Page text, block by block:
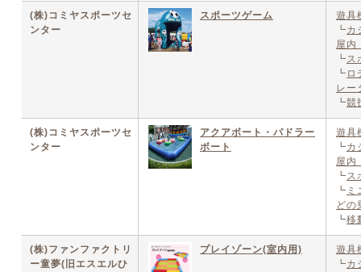
(株)コミヤスポーツセ
ンター
スポーツゲーム
遊具
┗カ
屋内
┗ス
┗ ロ
レー
┗競
(株)コミヤスポーツセ
ンター
アクアボート・パドラー
ボート
遊具
┗カ
屋内
┗ス
┗ ミ
どの
┗移
(株)ファンファクトリ
ー童夢(旧エスエルひ
プレイゾーン(室内用)
遊具
┗カ